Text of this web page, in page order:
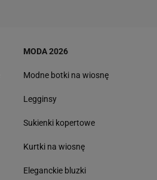
MODA 2026
Modne botki na wiosnę
Legginsy
Sukienki kopertowe
Kurtki na wiosnę
Eleganckie bluzki